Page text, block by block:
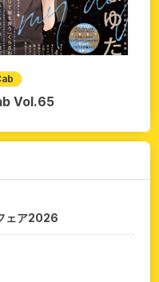
Vol.65
ェア2026